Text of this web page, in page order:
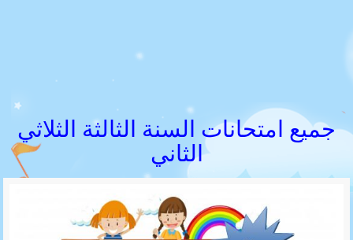
جميع امتحانات السنة الثالثة الثلاثي
الثاني